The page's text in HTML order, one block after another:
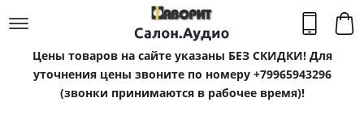
Цены товаров на сайте указаны БЕЗ СКИДКИ! Для
уточнения цены звоните по номеру +79965943296
(звонки принимаются в рабочее время)!